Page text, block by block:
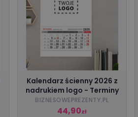
Kalendarz ścienny 2026 z
nadrukiem logo - Terminy
BIZNESOWEPREZENTY.PL
44,90zł